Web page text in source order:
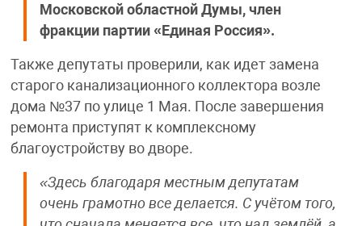
Московской областной Думы, член
фракции партии «Единая Россия».
Также депутаты проверили, как идет замена
старого канализационного коллектора возле
дома №37 по улице 1 Мая. После завершения
ремонта приступят к комплексному
благоустройству во дворе.
«Здесь благодаря местным депутатам
очень грамотно все делается. С учётом того,